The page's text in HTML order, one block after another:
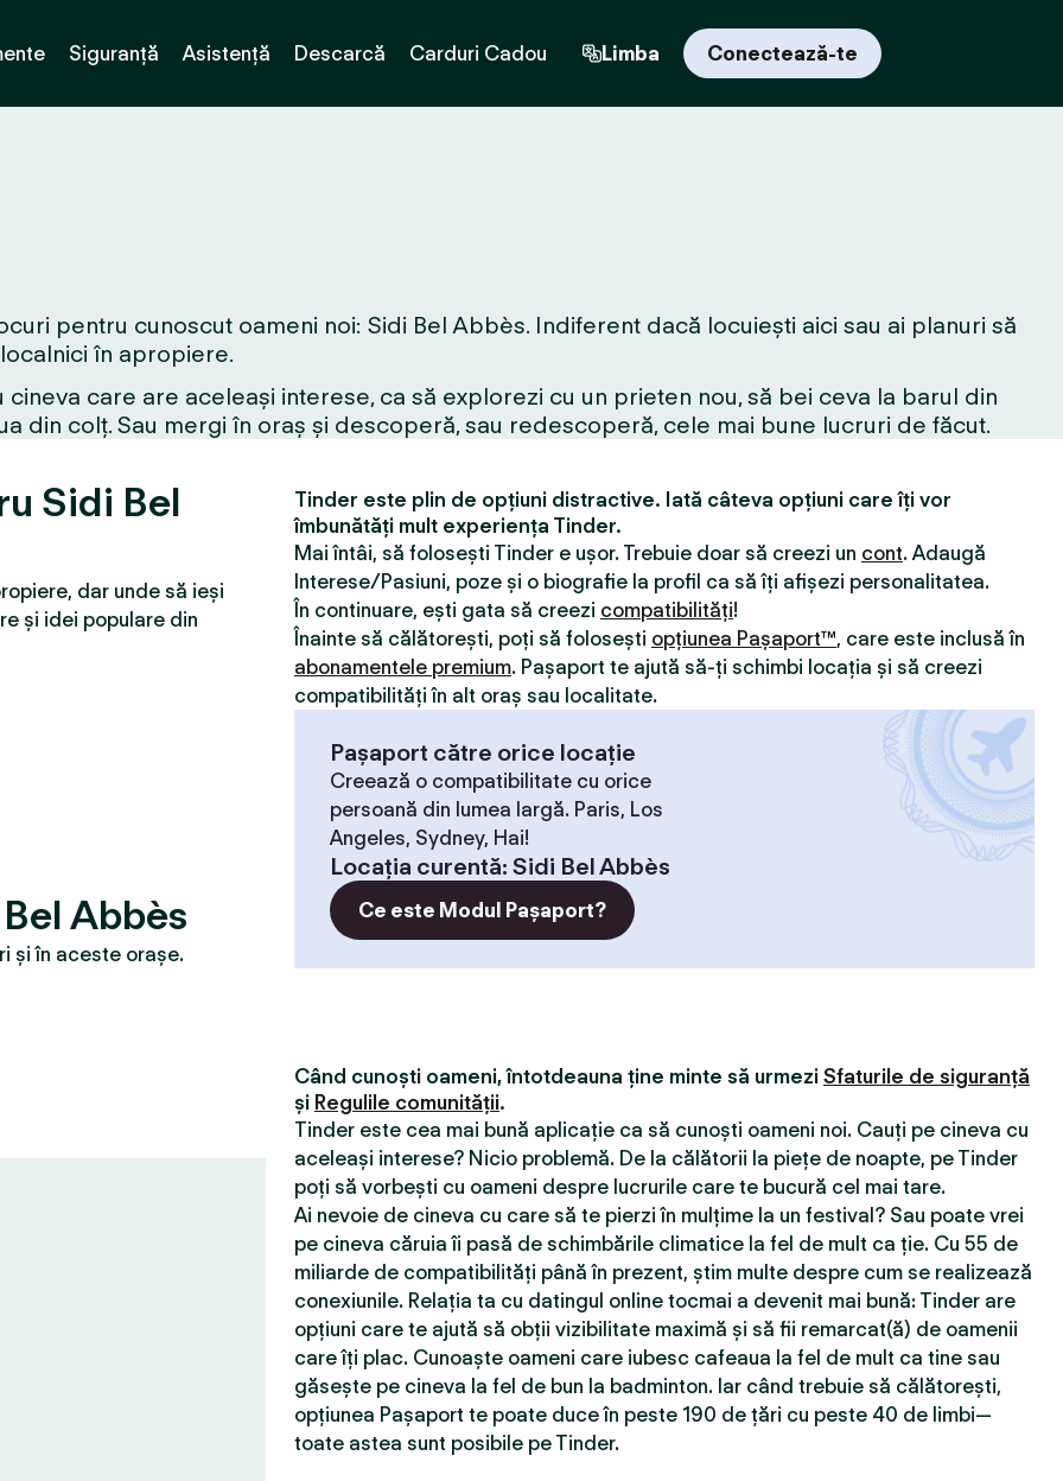
Siguranță Asistență Descarcă Carduri Cadou Limba Conectează-te
pentru cunoscut oameni noi: Sidi Bel Abbès. Indiferent dacă locuiești aici sau ai planuri să
în apropiere.
care are aceleași interese, ca să explorezi cu un prieten nou, să bei ceva la barul din
din colț. Sau mergi în oraș și descoperă, sau redescoperă, cele mai bune lucruri de făcut.
Sidi Bel
dar unde să ieși
și idei populare din
Abbès
și în aceste orașe.
Tinder este plin de opțiuni distractive. Iată câteva opțiuni care îți vor
îmbunătăți mult experiența Tinder.
Mai întâi, să folosești Tinder e ușor. Trebuie doar să creezi un cont. Adaugă
Interese/Pasiuni, poze și o biografie la profil ca să îți afișezi personalitatea.
În continuare, ești gata să creezi compatibilităţi!
Înainte să călătorești, poți să folosești opțiunea Pașaport™, care este inclusă în
abonamentele premium. Pașaport te ajută să-ți schimbi locația și să creezi
compatibilităţi în alt oraș sau localitate.
Pașaport către orice locație
Creează o compatibilitate cu orice
persoană din lumea largă. Paris, Los
Angeles, Sydney, Hai!
Locaţia curentă: Sidi Bel Abbès
Ce este Modul Pașaport?
Când cunoști oameni, întotdeauna ține minte să urmezi Sfaturile de siguranță
și Regulile comunității.
Tinder este cea mai bună aplicație ca să cunoști oameni noi. Cauți pe cineva cu
aceleași interese? Nicio problemă. De la călătorii la piețe de noapte, pe Tinder
poți să vorbești cu oameni despre lucrurile care te bucură cel mai tare.
Ai nevoie de cineva cu care să te pierzi în mulțime la un festival? Sau poate vrei
pe cineva căruia îi pasă de schimbările climatice la fel de mult ca ție. Cu 55 de
miliarde de compatibilităţi până în prezent, știm multe despre cum se realizează
conexiunile. Relația ta cu datingul online tocmai a devenit mai bună: Tinder are
opțiuni care te ajută să obții vizibilitate maximă și să fii remarcat(ă) de oamenii
care îți plac. Cunoaște oameni care iubesc cafeaua la fel de mult ca tine sau
găsește pe cineva la fel de bun la badminton. Iar când trebuie să călătorești,
opțiunea Pașaport te poate duce în peste 190 de țări cu peste 40 de limbi—
toate astea sunt posibile pe Tinder.